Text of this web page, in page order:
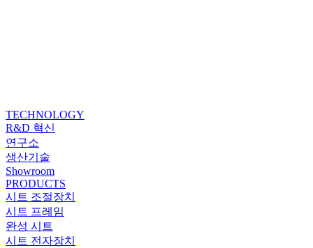
TECHNOLOGY
R&D 혁신
연구소
생산기술
Showroom
PRODUCTS
시트 조절장치
시트 프레임
완성 시트
시트 전자장치